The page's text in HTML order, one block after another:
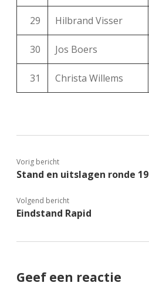
29 Hilbrand Visser
30 Jos Boers
31 Christa Willems
Vorig bericht
Stand en uitslagen ronde 19
Volgend bericht
Eindstand Rapid
Geef een reactie